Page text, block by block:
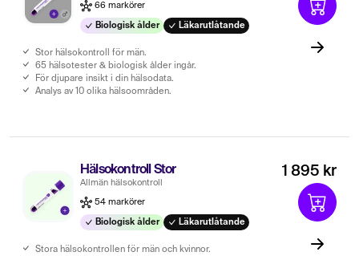
66 markörer
Biologisk ålder Läkarutlåtande
Stor hälsokontroll för män.
65 hälsotester & biologisk ålder ingår.
För djupare insikt i din hälsodata.
Analys av 10 olika hälsoområden.
Hälsokontroll Stor
Allmän hälsokontroll
54 markörer
Biologisk ålder Läkarutlåtande
Stora hälsokontrollen för män och kvinnor.
1 895 kr